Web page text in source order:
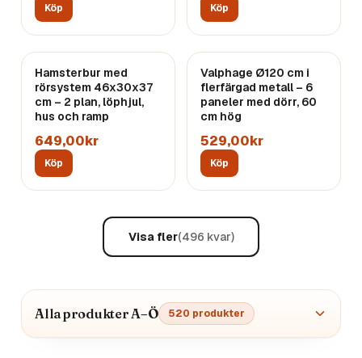
Köp Köp
Hamsterbur med
rörsystem 46x30x37
cm – 2 plan, löphjul,
hus och ramp
649,00kr
Köp
Valphage Ø120 cm i
flerfärgad metall – 6
paneler med dörr, 60
cm hög
529,00kr
Köp
Visa fler(496 kvar)
Alla produkter A–Ö 520 produkter